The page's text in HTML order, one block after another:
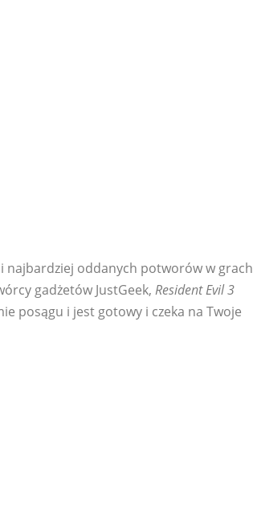
najbardziej oddanych potworów w grach
gadżetów JustGeek, Resident Evil 3
posągu i jest gotowy i czeka na Twoje